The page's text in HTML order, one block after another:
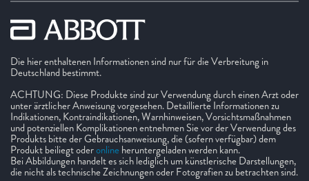
Die hier enthaltenen Informationen sind nur für die Verbreitung in
Deutschland bestimmt.
ACHTUNG: Diese Produkte sind zur Verwendung durch einen Arzt oder
unter ärztlicher Anweisung vorgesehen. Detaillierte Informationen zu
Indikationen, Kontraindikationen, Warnhinweisen, Vorsichtsmaßnahmen
und potenziellen Komplikationen entnehmen Sie vor der Verwendung des
Produkts bitte der Gebrauchsanweisung, die (sofern verfügbar) dem
Produkt beiliegt oderonlineheruntergeladen werden kann.
Bei Abbildungen handelt es sich lediglich um künstlerische Darstellungen,
die nicht als technische Zeichnungen oder Fotografien zu betrachten sind.